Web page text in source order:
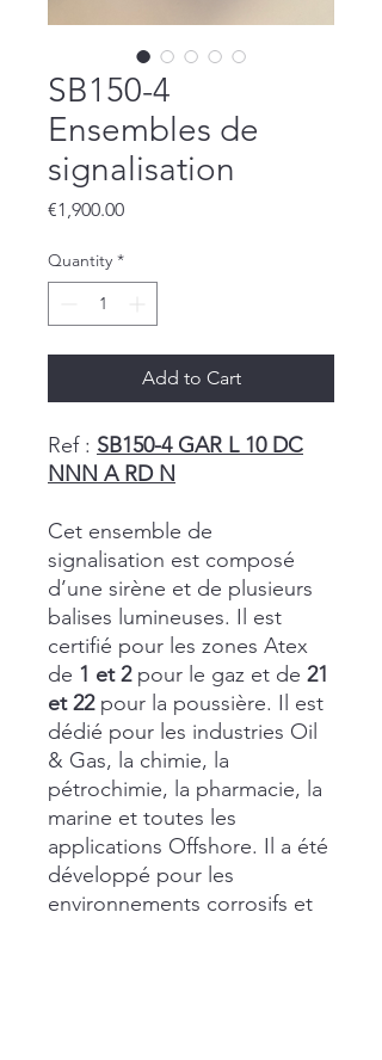
SB150-4
Ensembles de
signalisation
€1,900.00Price
Quantity *
Add to Cart
Ref : SB150-4 GAR L 10 DC
NNN A RD N
Cet ensemble de
signalisation est composé
d’une sirène et de plusieurs
balises lumineuses. Il est
certifié pour les zones Atex
de 1 et 2pour le gaz et de 21
et 22pour la poussière. Il est
dédié pour les industries Oil
& Gas, la chimie, la
pétrochimie, la pharmacie, la
marine et toutes les
applications Offshore. Il a été
développé pour les
environnements corrosifs et